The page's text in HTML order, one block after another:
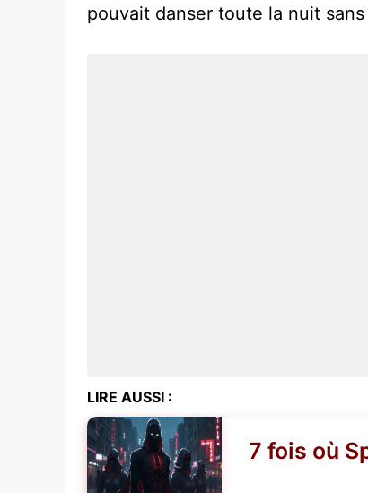
pouvait danser toute la nuit
LIRE AUSSI :
7 fois où